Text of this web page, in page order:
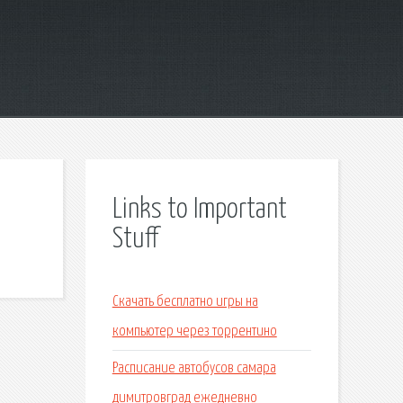
Links to Important
Stuff
Скачать бесплатно игры на
компьютер через торрентино
Расписание автобусов самара
димитровград ежедневно